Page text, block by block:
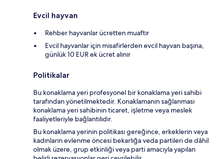
Evcil hayvan
Rehber hayvanlar ücretten muaftır
Evcil hayvanlar için misafirlerden evcil hayvan başına,
günlük 10 EUR ek ücret alınır
Politikalar
Bu konaklama yeri profesyonel bir konaklama yeri sahibi
tarafından yönetilmektedir. Konaklamanın sağlanması
konaklama yeri sahibinin ticaret, işletme veya meslek
faaliyetleriyle bağlantılıdır.
Bu konaklama yerinin politikası gereğince, erkeklerin veya
kadınların evlenme öncesi bekarlığa veda partileri de dâhil
olmak üzere, grup etkinliği veya parti amacıyla yapılan